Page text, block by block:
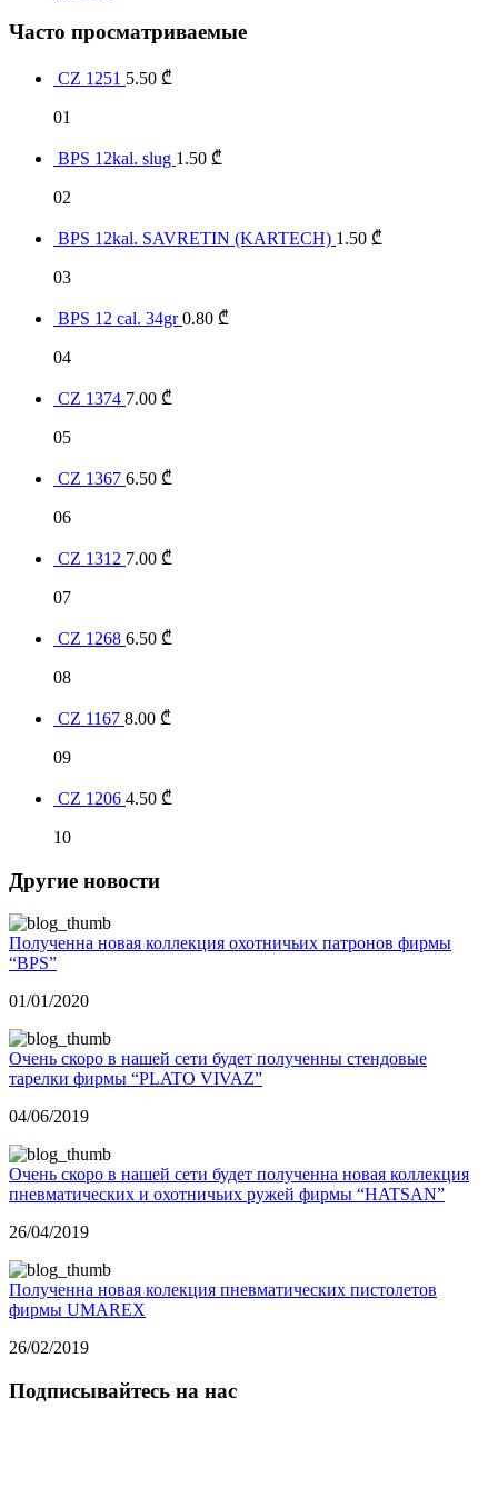
Часто просматриваемые
CZ 1251 5.50 ₾
01
BPS 12kal. slug 1.50 ₾
02
BPS 12kal. SAVRETIN (KARTECH) 1.50 ₾
03
BPS 12 cal. 34gr0.80 ₾
04
CZ 1374 7.00 ₾
05
CZ 1367 6.50 ₾
06
CZ 1312 7.00 ₾
07
CZ 1268 6.50 ₾
08
CZ 1167 8.00 ₾
09
CZ 1206 4.50 ₾
10
Другие новости
Полученна новая коллекция охотничьих патронов фирмы
“BPS”
01/01/2020
Очень скоро в нашей сети будет полученны стендовые
тарелки фирмы “PLATO VIVAZ”
04/06/2019
Очень скоро в нашей сети будет полученна новая коллекция
пневматических и охотничьих ружей фирмы “HATSAN”
26/04/2019
Полученна новая колекция пневматических пистолетов
фирмы UMAREX
26/02/2019
Подписывайтесь на нас